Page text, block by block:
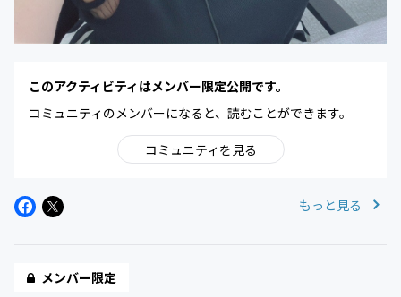
このアクティビティはメンバー限定公開です。
コミュニティのメンバーになると、読むことができます。
コミュニティを見る
もっと見る
メンバー限定